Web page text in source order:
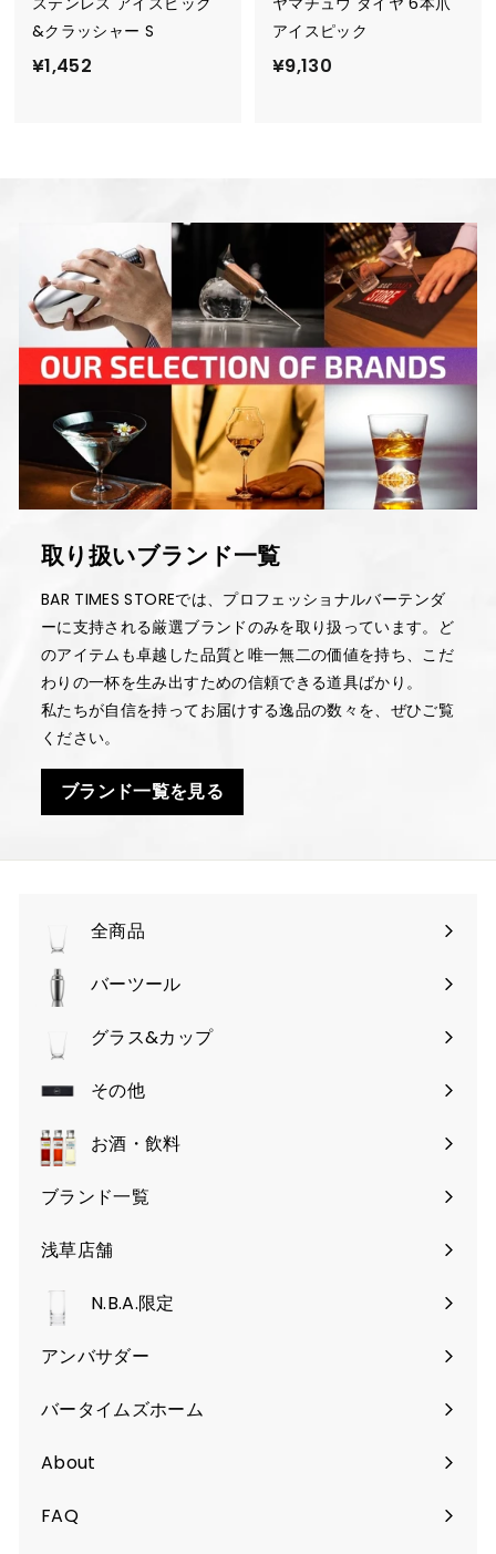
&クラッシャー S
¥1,452
アイスピック
¥9,130
0
取り扱いブランド一覧
BAR TIMES STOREでは、プロフェッショナルバーテンダ
ーに支持される厳選ブランドのみを取り扱っています。ど
のアイテムも卓越した品質と唯一無二の価値を持ち、こだ
わりの一杯を生み出すための信頼できる道具ばかり。
私たちが自信を持ってお届けする逸品の数々を、ぜひご覧
ください。
ブランド一覧を見る
全商品
バーツール
サ
メ
ニ
ー
を
く
グラス&カップ
サ
ブ
ニ
ュ
ー
を
く
その他
サ
ブ
メ
ニ
ー
を
開
く
お酒・飲料
ブランド一覧
浅草店舗
N.B.A.限定
アンバサダー
バータイムズホーム
About
FAQ